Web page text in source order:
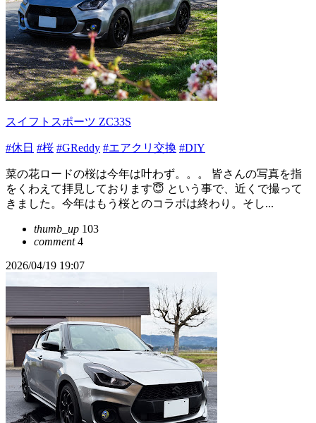
スイフトスポーツ ZC33S
#休日 #桜 #GReddy #エアクリ交換 #DIY
菜の花ロードの桜は今年は叶わず。。。 皆さんの写真を指
をくわえて拝見しております😇 という事で、近くで撮って
きました。今年はもう桜とのコラボは終わり。そし...
thumb_up 103
comment4
2026/04/19 19:07